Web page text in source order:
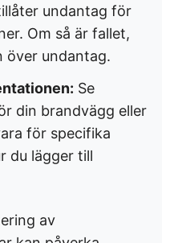
undantag för
Om så är fallet,
över undantag.
Se
din brandvägg eller
för specifika
du lägger till
av